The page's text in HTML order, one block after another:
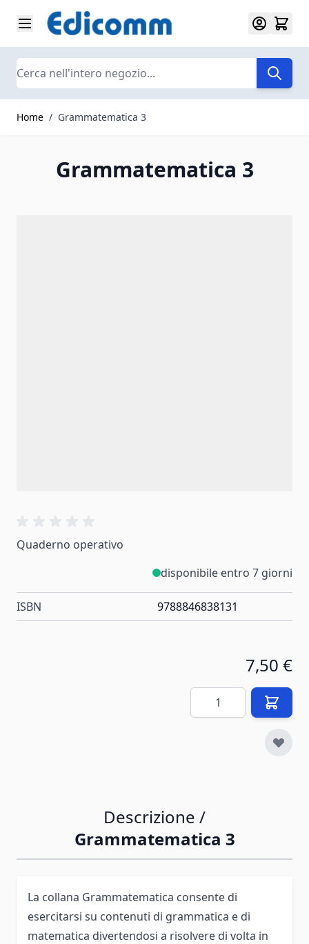
Salta al contenuto
Search
Home / Grammatematica 3
Grammatematica 3
Quaderno operativo
disponibile entro 7 giorni
ISBN 9788846838131
7,50 €
Quantità
Descrizione /
Grammatematica 3
La collana Grammatematica consente di
esercitarsi su contenuti di grammatica e di
matematica divertendosi a risolvere di volta in